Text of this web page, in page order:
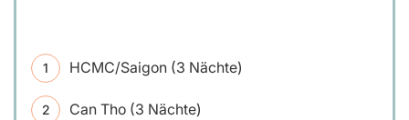
HCMC/Saigon (3 Nächte)
Can Tho (3 Nächte)